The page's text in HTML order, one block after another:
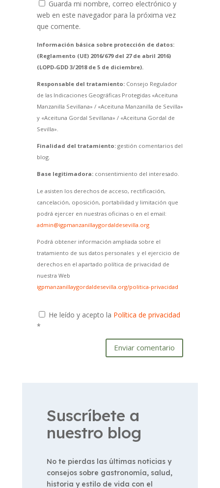
Guarda mi nombre, correo electrónico y
web en este navegador para la próxima vez
que comente.
Información básica sobre protección de datos:
(Reglamento (UE) 2016/679 del 27 de abril 2016)
(LOPD-GDD 3/2018 de 5 de diciembre).
Responsable del tratamiento:Consejo Regulador
de las Indicaciones Geográficas Protegidas «Aceituna
Manzanilla Sevillana» / «Aceituna Manzanilla de Sevilla»
y «Aceituna Gordal Sevillana» / «Aceituna Gordal de
Sevilla».
Finalidad del tratamiento:gestión comentarios del
blog.
Base legitimadora:consentimiento del interesado.
Le asisten los derechos de acceso, rectificación,
cancelación, oposición, portabilidad y limitación que
podrá ejercer en nuestras oficinas o en el email:
admin@igpmanzanillaygordaldesevilla.org
Podrá obtener información ampliada sobre el
tratamiento de sus datos personales y el ejercicio de
derechos en el apartado política de privacidad de
nuestra Web
igpmanzanillaygordaldesevilla.org/politica-privacidad
He leído y acepto la Política de privacidad
*
Enviar comentario
Suscríbete a
nuestro blog
No te pierdas las últimas noticias y
consejos sobre gastronomía, salud,
historia y estilo de vida con el